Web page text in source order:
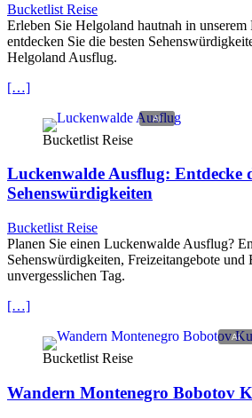
Bucketlist Reise
Erleben Sie Helgoland hautnah in unserem
entdecken Sie die besten
Helgoland Ausflug.
[…]
Bucketlist Reise
Luckenwalde Ausflug: Entdecke
Sehenswürdigkeiten
Bucketlist Reise
Planen Sie einen Luckenwalde Ausflug?
Sehenswürdigkeiten, Freizeitangebote und
unvergesslichen Tag.
[…]
Bucketlist Reise
Wandern Montenegro Bobotov